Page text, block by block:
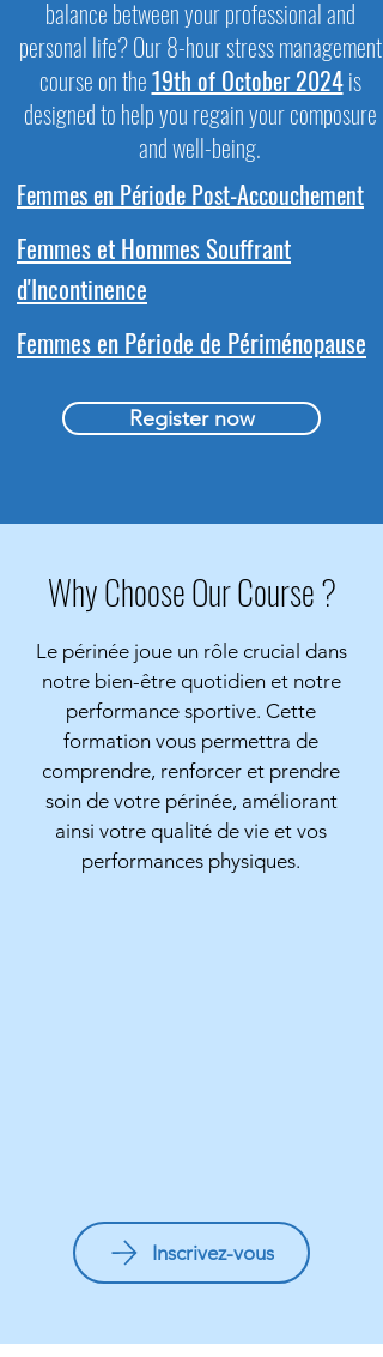
balance between your professional and
personal life? Our 8-hour stress management
course on the19th of October 2024is
designed to help you regain your composure
and well-being.
Femmes en Période Post-Accouchement
Femmes et Hommes Souffrant
d'Incontinence
Femmes en Période de Périménopause
Register now
Why Choose Our Course ?
Le périnée joue un rôle crucial dans
notre bien-être quotidien et notre
performance sportive. Cette
formation vous permettra de
comprendre, renforcer et prendre
soin de votre périnée, améliorant
ainsi votre qualité de vie et vos
performances physiques.
Inscrivez-vous